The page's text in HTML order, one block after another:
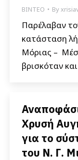
ΒΙΝΤΕΟ By
Παρέλαβαν
κατάσταση
Μόριας –
βρισκόταν
Χρυσή
για το
του Ν. Γ.